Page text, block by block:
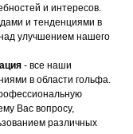
и интересов.
и тенденциями в
улучшением нашего
- все наши
в области гольфа.
Вас вопросу,
различных